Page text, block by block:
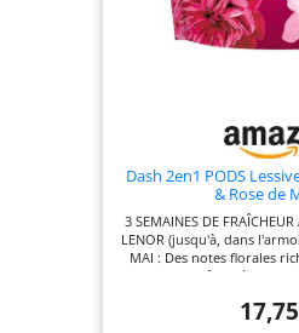
Dash 2en1 PODS
& Rose de
3 SEMAINES DE
LENOR (jusqu'à, dans
MAI : Des notes florales
jasmin se mêlent à des
tambour vide, puis mettez